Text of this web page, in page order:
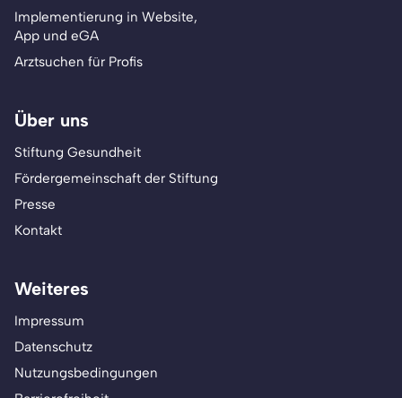
Implementierung in Website,
App und eGA
Arztsuchen für Profis
Über uns
Stiftung Gesundheit
Fördergemeinschaft der Stiftung
Presse
Kontakt
Weiteres
Impressum
Datenschutz
Nutzungsbedingungen